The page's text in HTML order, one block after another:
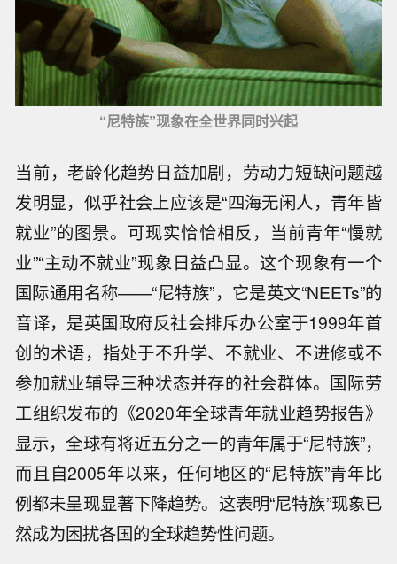
“尼特族”现象在全世界同时兴起
当前，老龄化趋势日益加剧，劳动力短缺问题越
发明显，似乎社会上应该是“四海无闲人，青年皆
就业”的图景。可现实恰恰相反，当前青年“慢就
业”“主动不就业”现象日益凸显。这个现象有一个
国际通用名称——“尼特族”，它是英文“NEETs”的
音译，是英国政府反社会排斥办公室于1999年首
创的术语，指处于不升学、不就业、不进修或不
参加就业辅导三种状态并存的社会群体。国际劳
工组织发布的《2020年全球青年就业趋势报告》
显示，全球有将近五分之一的青年属于“尼特族”，
而且自2005年以来，任何地区的“尼特族”青年比
例都未呈现显著下降趋势。这表明“尼特族”现象已
然成为困扰各国的全球趋势性问题。